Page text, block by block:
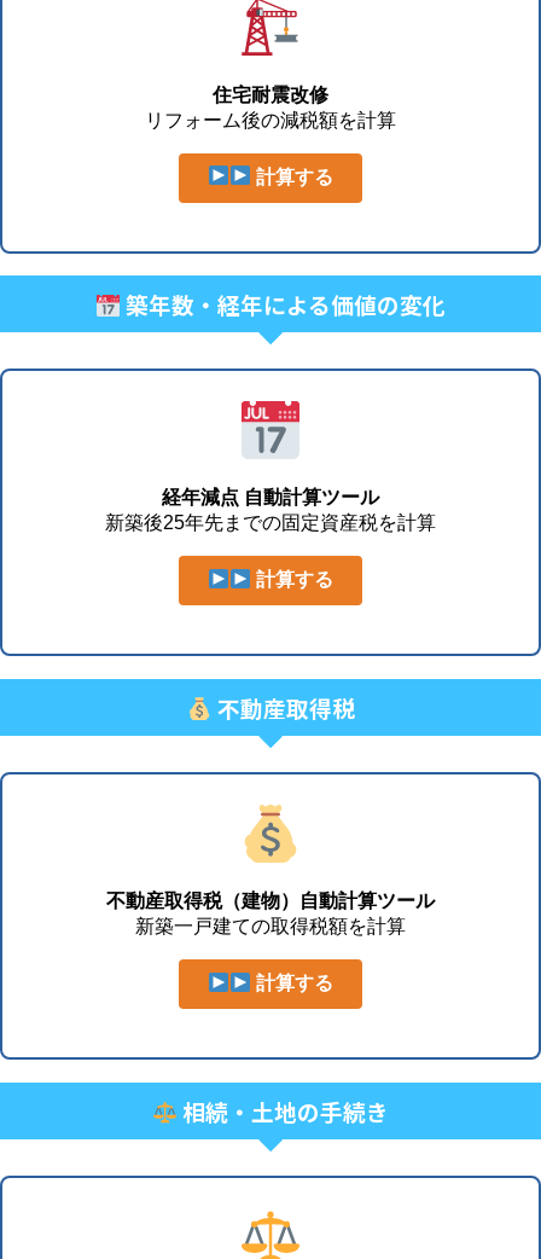
住宅耐震改修
リフォーム後の減税額を計算
計算する
築年数・経年による価値の変化
経年減点 自動計算ツール
新築後25年先までの固定資産税を計算
計算する
不動産取得税
不動産取得税（建物）自動計算ツール
新築一戸建ての取得税額を計算
計算する
相続・土地の手続き